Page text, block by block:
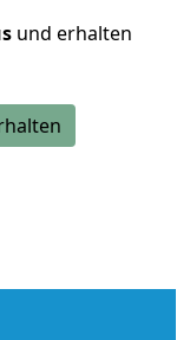
und erhalten